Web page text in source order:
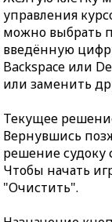
управления
можно выбрать
введённую
Backspace или
или заменить
Текущее
Вернувшись
решение судоку
Чтобы начать
"Очистить".